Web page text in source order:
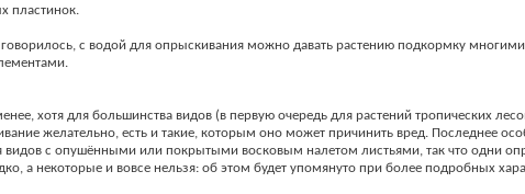
пластинок.
с водой для опрыскивания можно давать растению подкормку многими
хотя для большинства видов (в первую очередь для растений тропических
желательно, есть и такие, которым оно может причинить вред. Последнее
видов с опушёнными или покрытыми восковым налетом листьями, так что одни
а некоторые и вовсе нельзя: об этом будет упомянуто при более подробных